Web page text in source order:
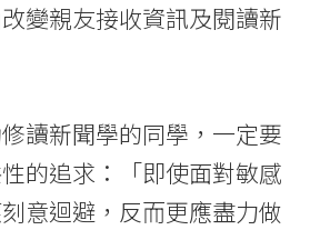
變親友接收資訊及閱讀新
讀新聞學的同學，一定要
的追求：「即使面對敏感
意迴避，反而更應盡力做